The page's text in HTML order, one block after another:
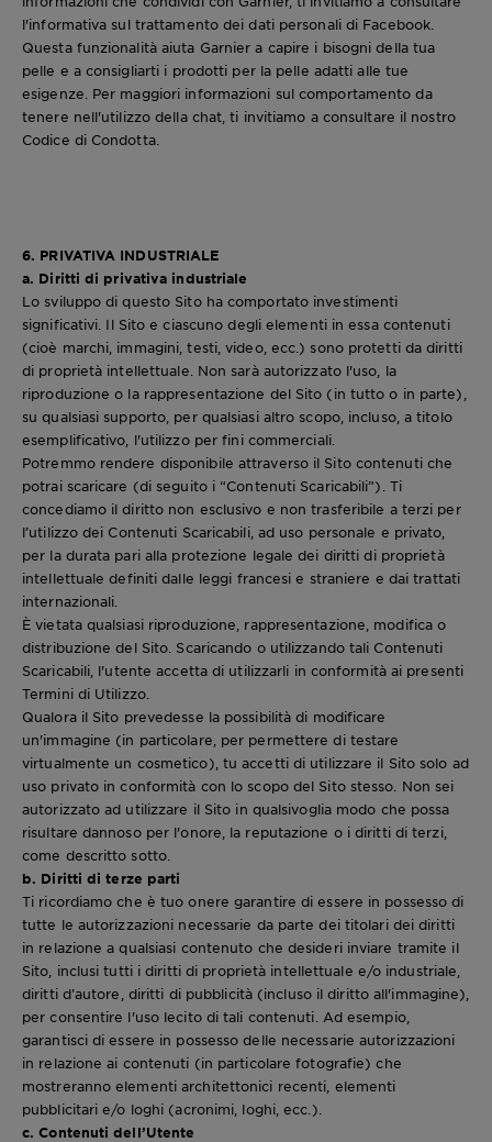
l'informativa sul trattamento dei dati personali di Facebook.
Questa funzionalità aiuta Garnier a capire i bisogni della tua
pelle e a consigliarti i prodotti per la pelle adatti alle tue
esigenze. Per maggiori informazioni sul comportamento da
tenere nell'utilizzo della chat, ti invitiamo a consultare il nostro
Codice di Condotta.
6. PRIVATIVA INDUSTRIALE
a. Diritti di privativa industriale
Lo sviluppo di questo Sito ha comportato investimenti
significativi. Il Sito e ciascuno degli elementi in essa contenuti
(cioè marchi, immagini, testi, video, ecc.) sono protetti da diritti
di proprietà intellettuale. Non sarà autorizzato l'uso, la
riproduzione o la rappresentazione del Sito (in tutto o in parte),
su qualsiasi supporto, per qualsiasi altro scopo, incluso, a titolo
esemplificativo, l'utilizzo per fini commerciali.
Potremmo rendere disponibile attraverso il Sito contenuti che
potrai scaricare (di seguito i “Contenuti Scaricabili”). Ti
concediamo il diritto non esclusivo e non trasferibile a terzi per
l’utilizzo dei Contenuti Scaricabili, ad uso personale e privato,
per la durata pari alla protezione legale dei diritti di proprietà
intellettuale definiti dalle leggi francesi e straniere e dai trattati
internazionali.
È vietata qualsiasi riproduzione, rappresentazione, modifica o
distribuzione del Sito. Scaricando o utilizzando tali Contenuti
Scaricabili, l'utente accetta di utilizzarli in conformità ai presenti
Termini di Utilizzo.
Qualora il Sito prevedesse la possibilità di modificare
un'immagine (in particolare, per permettere di testare
virtualmente un cosmetico), tu accetti di utilizzare il Sito solo ad
uso privato in conformità con lo scopo del Sito stesso. Non sei
autorizzato ad utilizzare il Sito in qualsivoglia modo che possa
risultare dannoso per l'onore, la reputazione o i diritti di terzi,
come descritto sotto.
b. Diritti di terze parti
Ti ricordiamo che è tuo onere garantire di essere in possesso di
tutte le autorizzazioni necessarie da parte dei titolari dei diritti
in relazione a qualsiasi contenuto che desideri inviare tramite il
Sito, inclusi tutti i diritti di proprietà intellettuale e/o industriale,
diritti d’autore, diritti di pubblicità (incluso il diritto all'immagine),
per consentire l'uso lecito di tali contenuti. Ad esempio,
garantisci di essere in possesso delle necessarie autorizzazioni
in relazione ai contenuti (in particolare fotografie) che
mostreranno elementi architettonici recenti, elementi
pubblicitari e/o loghi (acronimi, loghi, ecc.).
c. Contenuti dell’Utente